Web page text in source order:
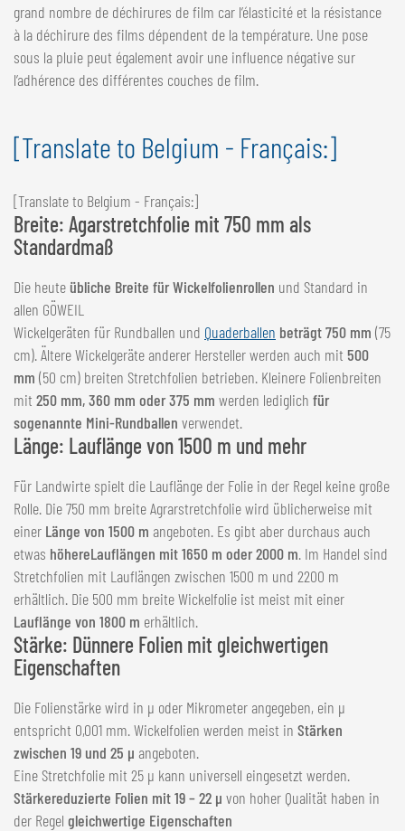
grand nombre de déchirures de film car l’élasticité et la résistance
à la déchirure des films dépendent de la température. Une pose
sous la pluie peut également avoir une influence négative sur
l’adhérence des différentes couches de film.
[Translate to Belgium - Français:]
[Translate to Belgium - Français:]
Breite: Agarstretchfolie mit 750 mm als
Standardmaß
Die heute übliche Breite für Wickelfolienrollen und Standard in
allen GÖWEIL
Wickelgeräten für Rundballen und Quaderballen beträgt 750 mm (75
cm). Ältere Wickelgeräte anderer Hersteller werden auch mit 500
mm (50 cm) breiten Stretchfolien betrieben. Kleinere Folienbreiten
mit 250 mm, 360 mm oder 375 mm werden lediglich für
sogenannte Mini-Rundballen verwendet.
Länge: Lauflänge von 1500 m und mehr
Für Landwirte spielt die Lauflänge der Folie in der Regel keine große
Rolle. Die 750 mm breite Agrarstretchfolie wird üblicherweise mit
einer Länge von 1500 m angeboten. Es gibt aber durchaus auch
etwas höhereLauflängen mit 1650 m oder 2000 m. Im Handel sind
Stretchfolien mit Lauflängen zwischen 1500 m und 2200 m
erhältlich. Die 500 mm breite Wickelfolie ist meist mit einer
Lauflänge von 1800 m erhältlich.
Stärke: Dünnere Folien mit gleichwertigen
Eigenschaften
Die Folienstärke wird in µ oder Mikrometer angegeben, ein µ
entspricht 0,001 mm. Wickelfolien werden meist in Stärken
zwischen 19 und 25 µ angeboten.
Eine Stretchfolie mit 25 µ kann universell eingesetzt werden.
Stärkereduzierte Folien mit 19 – 22 µ von hoher Qualität haben in
der Regel gleichwertige Eigenschaften